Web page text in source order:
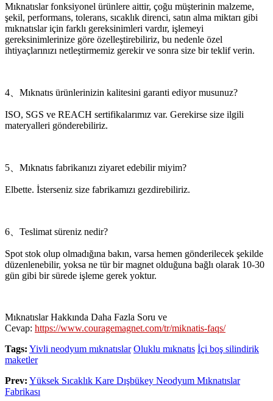
Mıknatıslar fonksiyonel ürünlere aittir, çoğu müşterinin malzeme,
şekil, performans, tolerans, sıcaklık direnci, satın alma miktarı gibi
mıknatıslar için farklı gereksinimleri vardır, işlemeyi
gereksinimlerinize göre özelleştirebiliriz, bu nedenle özel
ihtiyaçlarınızı netleştirmemiz gerekir ve sonra size bir teklif verin.
4、Mıknatıs ürünlerinizin kalitesini garanti ediyor musunuz?
ISO, SGS ve REACH sertifikalarımız var. Gerekirse size ilgili
materyalleri gönderebiliriz.
5、Mıknatıs fabrikanızı ziyaret edebilir miyim?
Elbette. İsterseniz size fabrikamızı gezdirebiliriz.
6、Teslimat süreniz nedir?
Spot stok olup olmadığına bakın, varsa hemen gönderilecek şekilde
düzenlenebilir, yoksa ne tür bir magnet olduğuna bağlı olarak 10-30
gün gibi bir sürede işleme gerek yoktur.
Mıknatıslar Hakkında Daha Fazla Soru ve
Cevap: https://www.couragemagnet.com/tr/miknatis-faqs/
Tags: Yivli neodyum mıknatıslar Oluklu mıknatıs İçi boş silindirik
maketler
Prev: Yüksek Sıcaklık Kare Dışbükey Neodyum Mıknatıslar
Fabrikası